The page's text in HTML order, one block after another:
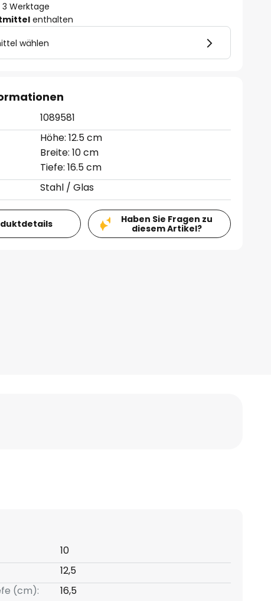
3 Werktage
enthalten
wählen
1089581
Höhe: 12.5 cm
Breite: 10 cm
Tiefe: 16.5 cm
Stahl / Glas
Haben Sie Fragen zu
diesem Artikel?
10
12,5
(cm):
16,5